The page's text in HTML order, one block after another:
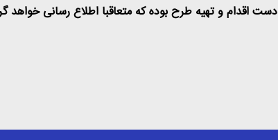
اقدام و تهیه طرح بوده که متعاقبا اطلاع رسانی خواهد